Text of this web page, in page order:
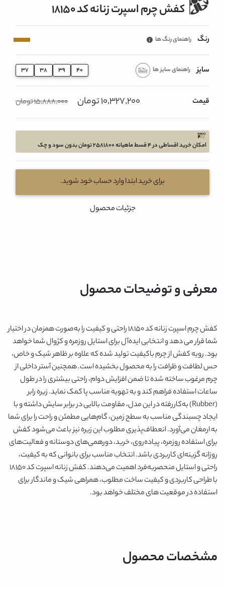
کفش چرم اسپرت زنانه کد 18150
رنگ راهنمای رنگ ها
سایز راهنمای سایز ها 37 38 39
قیمت 10,327,200 تومان 15,888,000 تومان
امکان خرید اقساطی در 4 قسط ماهیانه 2581800 تومان بدون سود و چک
برای خرید ابتدا وارد حساب خود شوید.
جزئیات محصول
معرفی و توضیحات محصول
کفش چرم اسپرت زنانه کد 18150 راحتی و کیفیت را به‌صورت همزمان در اختیار
شما قرار می دهد و انتخابی ایده‌آل برای استایل روزمره و کژوال شما خواهد
بود. رویه کفش از چرم باکیفیت تولید شده که علاوه بر ظاهر شیک و خاص،
حس لطافت و ظرافت را به محصول بخشیده است. همچنین آستر داخلی از
چرم مرغوب ساخته شده تا ضمن افزایش دوام، راحتی بیشتری را در طول
ساعات استفاده فراهم کند و به تهویه مناسب پا کمک نماید. زیره رابر
(Rubber) به‌کاررفته در این مدل، مقاومت بالایی در برابر سایش داشته و با
ایجاد چسبندگی مناسب به سطح زمین، گام‌هایی مطمئن و راحت را برای شما
به ارمغان می‌آورد. انعطاف‌پذیری مطلوب این زیره نیز باعث می‌شود کفش
برای استفاده روزمره، پیاده‌روی، خرید، دورهمی‌های دوستانه و فعالیت‌های
روزانه گزینه‌ای کاربردی باشد. انتخاب مناسب برای بانوانی که به کیفیت،
راحتی و استایل منحصربه‌فرد اهمیت می‌دهند. کفش زنانه اسپرت کد 18150
با طراحی کاربردی و کیفیت ساخت مطلوب، همراهی شیک و ماندگار برای
استفاده در موقعیت های مختلف خواهد بود.
مشخصات محصول